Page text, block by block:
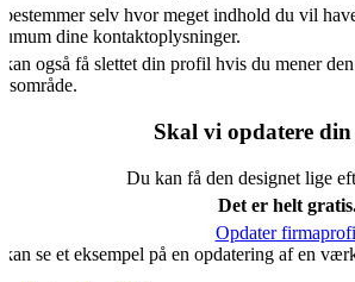
selv hvor meget indhold du vil
dine kontaktoplysninger.
også få slettet din profil hvis du mener
Skal vi opdatere
Du kan få den designet lige
Det er helt
Opdater
se et eksempel på en opdatering af en